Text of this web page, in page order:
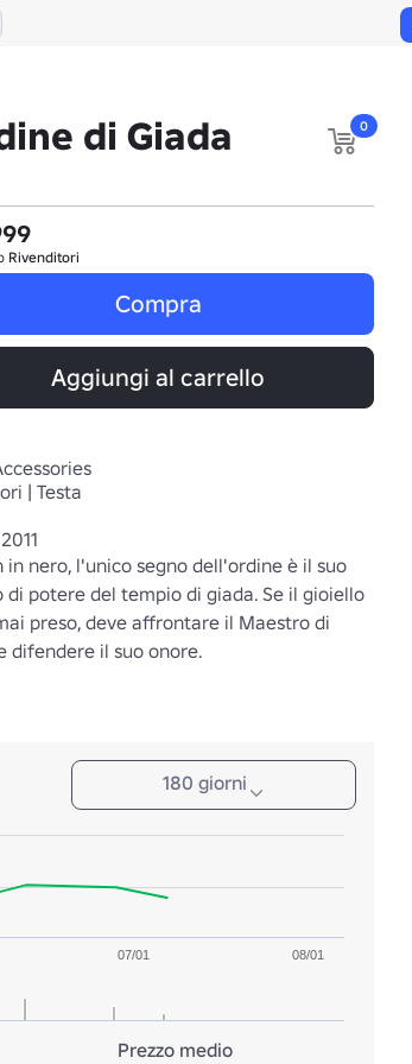
di Giada 0
Rivenditori
Compra
Aggiungi al carrello
| Testa
in nero, l'unico segno dell'ordine è il suo
di potere del tempio di giada. Se il gioiello
preso, deve affrontare il Maestro di
difendere il suo onore.
180 giorni
07/01 08/01
Prezzo medio